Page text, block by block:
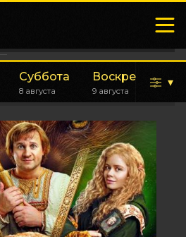
Суббота
8 августа
Воскресенье
9 августа
▾